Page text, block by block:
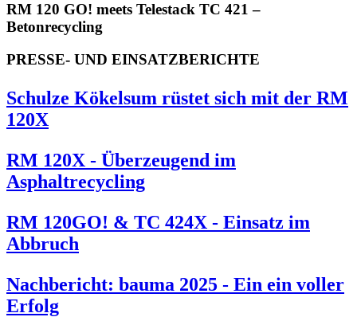
RM 120 GO! meets Telestack TC 421 –
Betonrecycling
PRESSE- UND EINSATZBERICHTE
Schulze Kökelsum rüstet sich mit der RM
120X
RM 120X - Überzeugend im
Asphaltrecycling
RM 120GO! & TC 424X - Einsatz im
Abbruch
Nachbericht: bauma 2025 - Ein ein voller
Erfolg